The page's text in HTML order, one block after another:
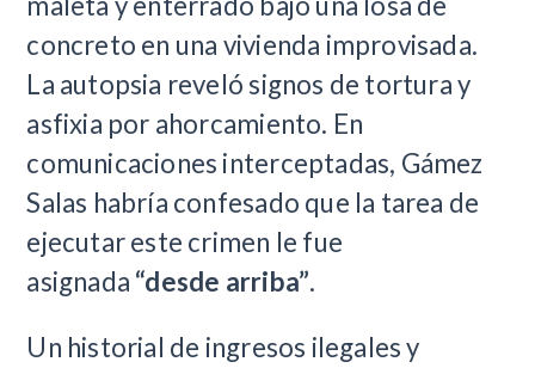
concreto en una vivienda improvisada.
La autopsia reveló signos de tortura y
asfixia por ahorcamiento. En
comunicaciones interceptadas, Gámez
Salas habría confesado que la tarea de
ejecutar este crimen le fue
asignada “desde arriba”.
Un historial de ingresos ilegales y